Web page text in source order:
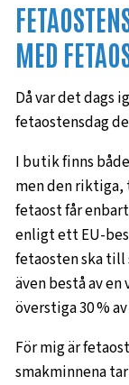
MED
Då var det dags
fetaostensdag
I butik finns
men den riktiga,
fetaost får
enligt ett EU-
fetaosten ska till
även bestå av
överstiga 30 %
För mig är
smakminnena